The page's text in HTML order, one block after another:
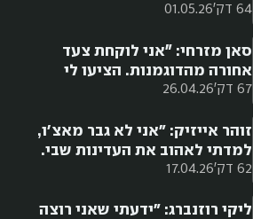
64 דק' 01.05.26
היה אכפת לי רק מאיך אגדל את
7\24"
67 דק' 26.04.26
סאן מזרחי: ״אני לוקחת צעד
אחורה מהדוגמנות. הציעו לי
לאחרונה להצטלם לווג וסירבתי. זה
62 דק' 17.04.26
זוהר אייזיק: "אני לא גבר מאצ'ו,
למדתי לאהוב את העדינות שבי.
בכיין, פאפי – היה לי ברור שישפטו
ליקי רוזנברג: "ידעתי שאני רוצה